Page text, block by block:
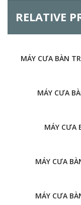
l
RELATIVE
MÁY CƯA BÀN
MÁY CƯA
MÁY CƯA
MÁY CƯA
MÁY CƯA